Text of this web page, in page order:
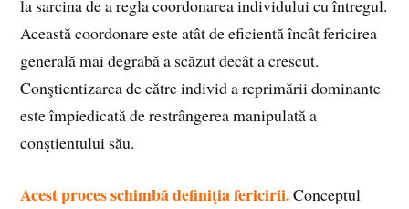
la sarcina de a regla coordonarea individului cu întregul.
Această coordonare este atât de eficientă încât fericirea
generală mai degrabă a scăzut decât a crescut.
Conştientizarea de către individ a reprimării dominante
este împiedicată de restrângerea manipulată a
conştientului său.
Acest proces schimbă definiţia fericirii.Conceptul